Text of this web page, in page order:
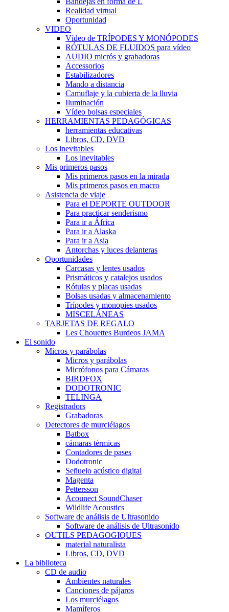
Realidad virtual
Oportunidad
VIDEO
Vídeo de TRÍPODES Y MONÓPODES
RÓTULAS DE FLUIDOS para vídeo
AUDIO micrós y grabadoras
Accessorios
Estabilizadores
Mando a distancia
Camuflaje y la cubierta de la lluvia
Iluminación
Vídeo bolsas especiales
HERRAMIENTAS PEDAGÓGICAS
herramientas educativas
Libros, CD, DVD
Los inevitables
Los inevitables
Mis primeros pasos
Mis primeros pasos en la mirada
Mis primeros pasos en macro
Asistencia de viaje
Para el DEPORTE OUTDOOR
Para practicar senderismo
Para ir a África
Para ir a Alaska
Para ir a Asia
Antorchas y luces delanteras
Oportunidades
Carcasas y lentes usados
Prismáticos y catalejos usados
Rótulas y placas usadas
Bolsas usadas y almacenamiento
Trípodes y monopies usados
MISCELÁNEAS
TARJETAS DE REGALO
Les Chouettes Burdeos JAMA
El sonido
Micros y parábolas
Micros y parábolas
Micrófonos para Cámaras
BIRDFOX
DODOTRONIC
TELINGA
Registradors
Grabadoras
Detectores de murciélagos
Batbox
cámaras térmicas
Contadores de pases
Dodotronic
Señuelo acústico digital
Magenta
Pettersson
Acounect SoundChaser
Wildlife Acoustics
Software de análisis de Ultrasonido
Software de análisis de Ultrasonido
OUTILS PEDAGOGIQUES
material naturalista
Libros, CD, DVD
La biblioteca
CD de audio
Ambientes naturales
Canciones de pájaros
Los murciélagos
Mamíferos